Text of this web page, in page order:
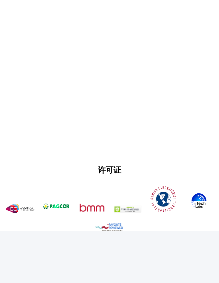
许可证